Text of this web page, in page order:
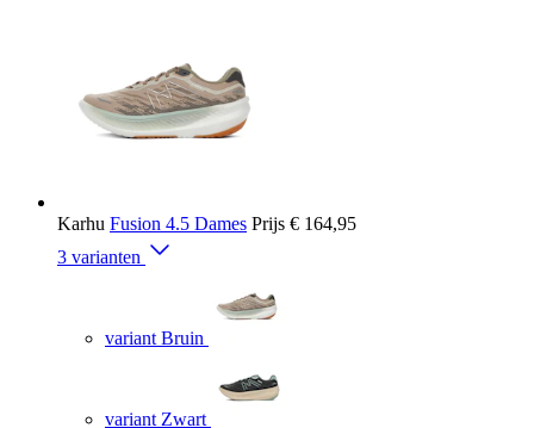
Karhu Fusion 4.5 Dames Prijs € 164,95
3 varianten
variant Bruin
variant Zwart